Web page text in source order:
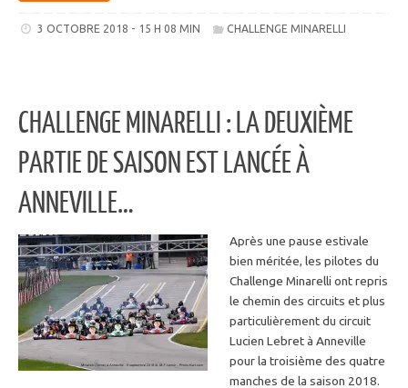
3 OCTOBRE 2018 - 15 H 08 MIN CHALLENGE MINARELLI
CHALLENGE MINARELLI : LA DEUXIÈME
PARTIE DE SAISON EST LANCÉE À
ANNEVILLE…
Après une pause estivale
bien méritée, les pilotes du
Challenge Minarelli ont repris
le chemin des circuits et plus
particulièrement du circuit
Lucien Lebret à Anneville
pour la troisième des quatre
manches de la saison 2018.